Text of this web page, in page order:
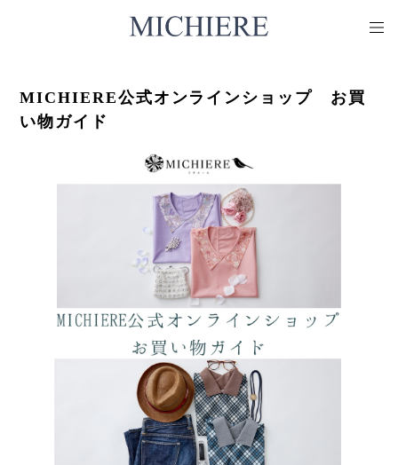
MICHIERE公式オンラインショップ お買
い物ガイド